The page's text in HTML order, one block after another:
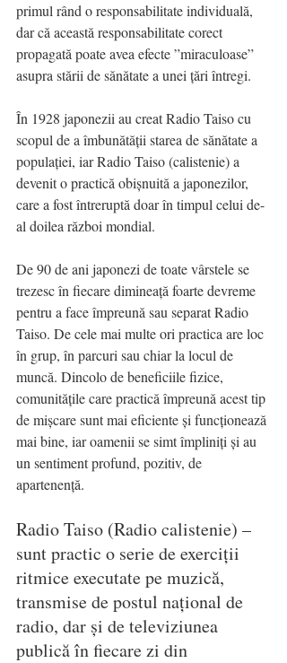
primul rând o responsabilitate individuală,
dar că această responsabilitate corect
propagată poate avea efecte ”miraculoase”
asupra stării de sănătate a unei țări întregi.
În 1928 japonezii au creat Radio Taiso cu
scopul de a îmbunătății starea de sănătate a
populației, iar Radio Taiso (calistenie) a
devenit o practică obișnuită a japonezilor,
care a fost întreruptă doar în timpul celui de-
al doilea război mondial.
De 90 de ani japonezi de toate vârstele se
trezesc în fiecare dimineață foarte devreme
pentru a face împreună sau separat Radio
Taiso. De cele mai multe ori practica are loc
în grup, în parcuri sau chiar la locul de
muncă. Dincolo de beneficiile fizice,
comunitățile care practică împreună acest tip
de mișcare sunt mai eficiente și funcționează
mai bine, iar oamenii se simt împliniți și au
un sentiment profund, pozitiv, de
apartenență.
Radio Taiso (Radio calistenie) –
sunt practic o serie de exerciții
ritmice executate pe muzică,
transmise de postul național de
radio, dar și de televiziunea
publică în fiecare zi din